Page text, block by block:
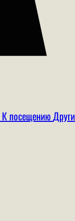
К посещению